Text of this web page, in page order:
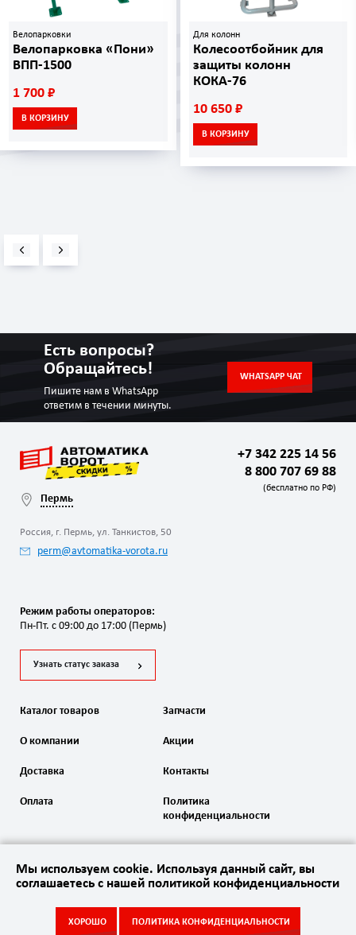
Велопарковки
Велопарковка «Пони»
ВПП-1500
1 700 ₽
В КОРЗИНУ
Для колонн
Колесоотбойник для
защиты колонн
КОКА-76
10 650 ₽
В КОРЗИНУ
Есть вопросы?
Обращайтесь!
Пишите нам в WhatsApp
ответим в течении минуты.
WHATSAPP ЧАТ
Пермь
Россия, г. Пермь, ул. Танкистов, 50
perm@avtomatika-vorota.ru
+7 342 225 14 56
8 800 707 69 88
(бесплатно по РФ)
Режим работы операторов:
Пн-Пт. с 09:00 до 17:00 (Пермь)
Узнать статус заказа
Каталог товаров Запчасти
О компании
Доставка
Оплата
Акции
Контакты
Политика
конфиденциальности
2020 Автоматика ворот. Все права защищены
Мы используем cookie. Используя данный сайт, вы
соглашаетесь с нашей политикой конфиденциальности
ХОРОШО ПОЛИТИКА КОНФИДЕНЦИАЛЬНОСТИ